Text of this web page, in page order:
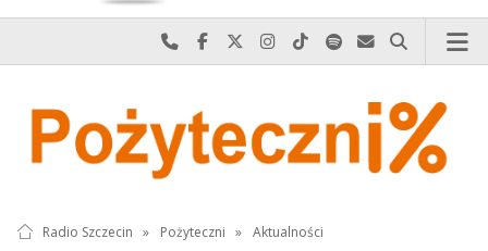
Najlepiej po prostu do nas zadzwoń
Odwiedź nas na Facebook-u
Odwiedź nas na X
Odwiedź nas na Instagram-ie
Odwiedź nas na TikTok-u
Szukaj nas na Spotify
Wyślij do nas
Szukaj
Radio Szczecin » Pożyteczni » Aktualności